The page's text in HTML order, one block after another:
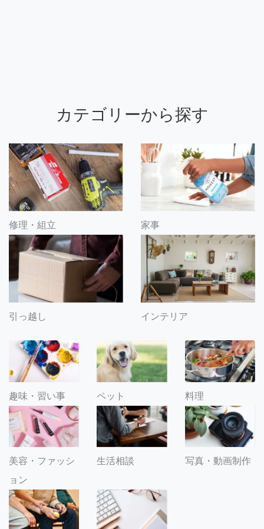
カテゴリーから探す
修理・組立 家事
引っ越し インテリア
趣味・習い事 ペット 料理
美容・ファッシ
ョン
生活相談 写真・動画制作